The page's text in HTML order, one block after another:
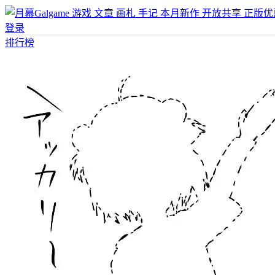
游戏 文章 画札 手记 本月新作 开放共享 正版
登录
排行榜